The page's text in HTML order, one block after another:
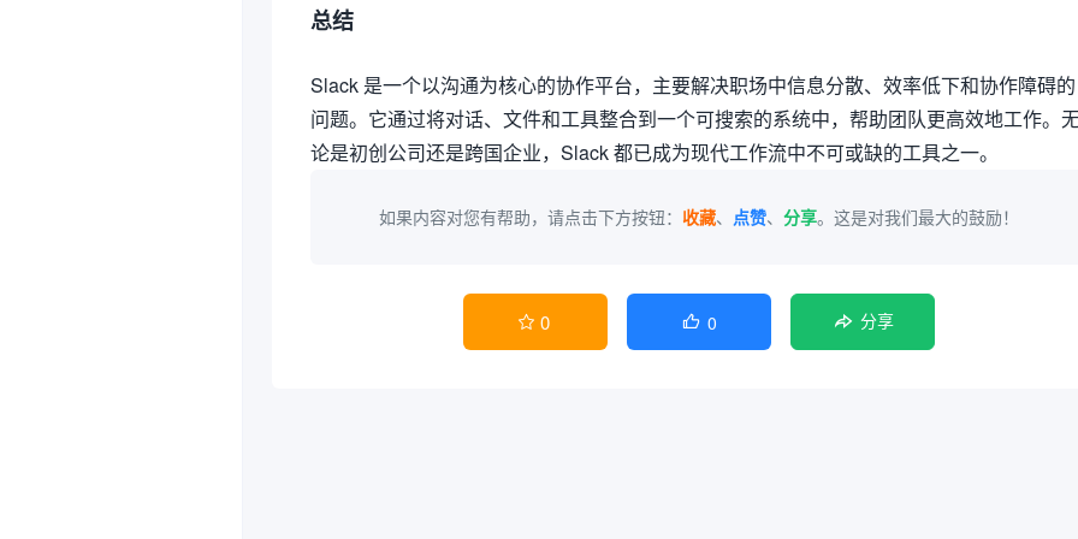
总结
Slack 是一个以沟通为核心的协作平台，主要解决职场中信息分散、效率低下和协作障碍的
问题。它通过将对话、文件和工具整合到一个可搜索的系统中，帮助团队更高效地工作。
论是初创公司还是跨国企业，Slack 都已成为现代工作流中不可或缺的工具之一。
如果内容对您有帮助，请点击下方按钮： 收藏、 点赞、 分享。这是对我们最大的鼓励！
 0  0 分享